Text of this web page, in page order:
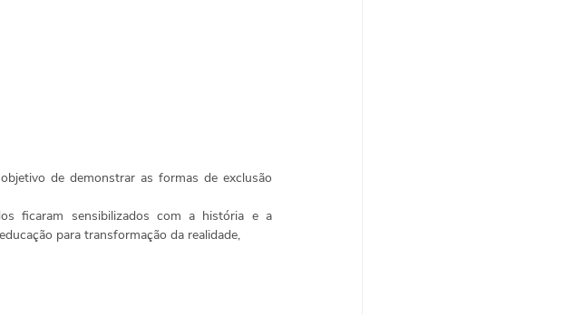
de demonstrar as formas de exclusão
ficaram sensibilizados com a história e a
para transformação da realidade,